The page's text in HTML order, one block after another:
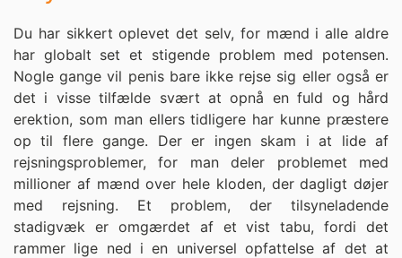
Du har sikkert oplevet det selv, for mænd i alle aldre
har globalt set et stigende problem med potensen.
Nogle gange vil penis bare ikke rejse sig eller også er
det i visse tilfælde svært at opnå en fuld og hård
erektion, som man ellers tidligere har kunne præstere
op til flere gange. Der er ingen skam i at lide af
rejsningsproblemer, for man deler problemet med
millioner af mænd over hele kloden, der dagligt døjer
med rejsning. Et problem, der tilsyneladende
stadigvæk er omgærdet af et vist tabu, fordi det
rammer lige ned i en universel opfattelse af det at